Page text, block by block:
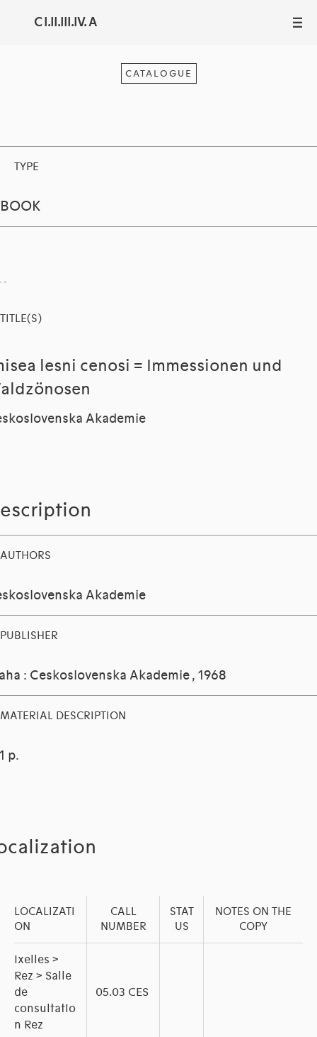
C I.II.III.IV. A III
CATALOGUE
TYPE
BOOK
TITLE(S)
lesni cenosi = Immessionen und
Akademie
AUTHORS
Akademie
PUBLISHER
: Ceskoslovenska Akademie , 1968
MATERIAL DESCRIPTION
p.
LOCALIZATI
ON
CALL
NUMBER
STAT
US
NOTES ON THE
COPY
Ixelles >
Rez > Salle
de
consultatio
n Rez
05.03 CES